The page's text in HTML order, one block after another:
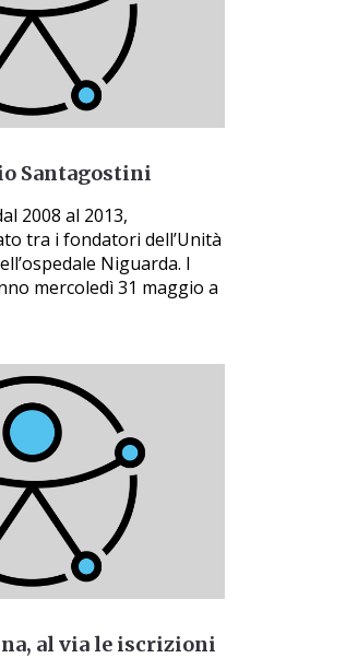
Santagostini
2008 al 2013,
tra i fondatori dell’Unità
Niguarda. I
mercoledì 31 maggio a
al via le iscrizioni